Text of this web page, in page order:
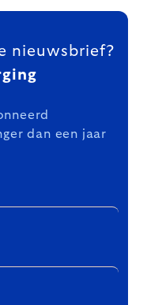
nieuwsbrief?
dan een jaar